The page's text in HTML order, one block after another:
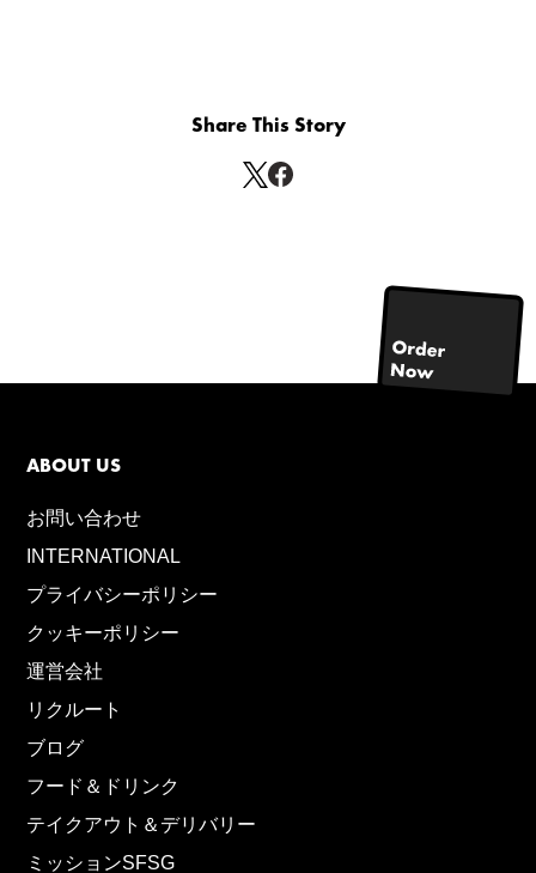
Share This Story
ABOUT US
お問い合わせ
INTERNATIONAL
プライバシーポリシー
クッキーポリシー
運営会社
リクルート
ブログ
フード＆ドリンク
テイクアウト＆デリバリー
ミッションSFSG